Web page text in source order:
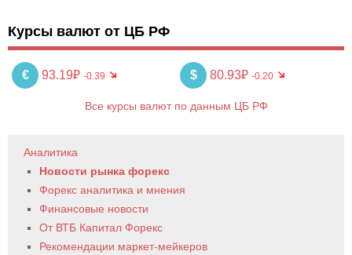
Курсы валют от ЦБ РФ
€ 93.19₽ -0.39 $ 80.93₽ -0.20
Все курсы валют по данным ЦБ РФ
Аналитика
Новости рынка форекс
Форекс аналитика и мнения
Финансовые новости
От ВТБ Капитал Форекс
Рекомендации маркет-мейкеров